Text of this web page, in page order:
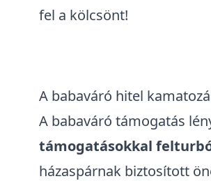
fel a kölcsönt!
A babaváró hitel
A babaváró támogatás
támogatásokkal
házaspárnak biztosított